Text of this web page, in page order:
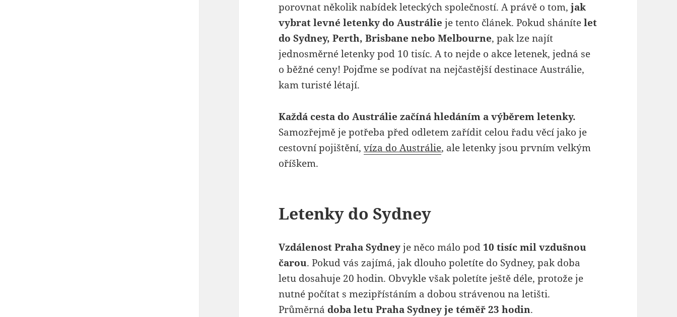
porovnat několik nabídek leteckých společností. A právě o tom,jak
vybrat levné letenky do Austrálie je tento článek. Pokud shánítelet
do Sydney, Perth, Brisbane nebo Melbourne, pak lze najít
jednosměrné letenky pod 10 tisíc. A to nejde o akce letenek, jedná se
o běžné ceny! Pojďme se podívat na nejčastější destinace Austrálie,
kam turisté létají.
Každá cesta do Austrálie začíná hledáním a výběrem letenky.
Samozřejmě je potřeba před odletem zařídit celou řadu věcí jako je
cestovní pojištění,víza do Austrálie, ale letenky jsou prvním velkým
oříškem.
Letenky do Sydney
Vzdálenost Praha Sydneyje něco málo pod 10 tisíc mil vzdušnou
čarou. Pokud vás zajímá, jak dlouho poletíte do Sydney, pak doba
letu dosahuje 20 hodin. Obvykle však poletíte ještě déle, protože je
nutné počítat s mezipřístáním a dobou strávenou na letišti.
Průměrná doba letu Praha Sydney je téměř 23 hodin.